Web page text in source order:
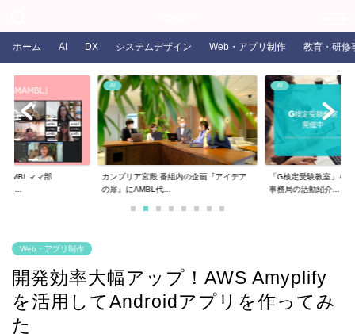
ホーム AI DX システムデザイン Web・アプリ制作 教育・研修
AMBLママ部
AI
カンブリア宮殿 番組内の企画『アイデア
の扉』にAMBL代...
AI
「G検定受験教室」を
事務局の活動紹介...
Web・アプリ制作
開発効率大幅アップ！AWS Amyplify
を活用してAndroidアプリを作ってみ
た